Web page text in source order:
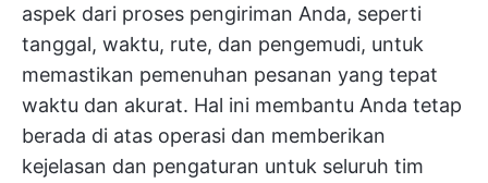
aspek dari proses pengiriman Anda, seperti
tanggal, waktu, rute, dan pengemudi, untuk
memastikan pemenuhan pesanan yang tepat
waktu dan akurat. Hal ini membantu Anda tetap
berada di atas operasi dan memberikan
kejelasan dan pengaturan untuk seluruh tim